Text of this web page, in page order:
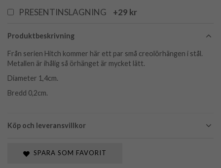
PRESENTINSLAGNING +29 kr
Produktbeskrivning
Köp och leveransvillkor
Från serien Hitch kommer här ett par små creolörhängen i stål.
Metallen är ihålig så örhänget är mycket lätt.
Diameter 1,4cm.
Bredd 0,2cm.
SPARA SOM FAVORIT